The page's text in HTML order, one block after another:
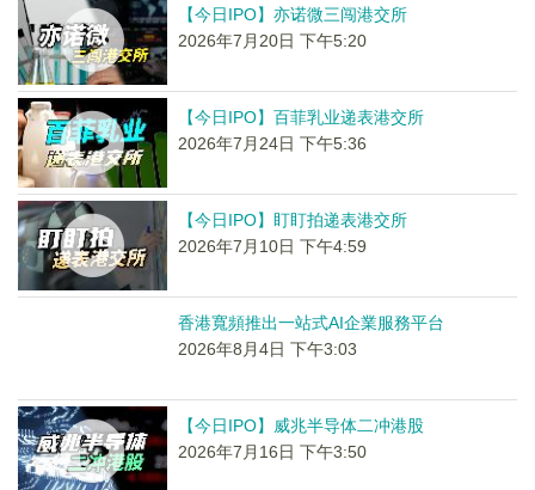
【今日IPO】亦诺微三闯港交所
2026年7月20日 下午5:20
【今日IPO】百菲乳业递表港交所
2026年7月24日 下午5:36
【今日IPO】盯盯拍递表港交所
2026年7月10日 下午4:59
香港寬頻推出一站式AI企業服務平台
2026年8月4日 下午3:03
【今日IPO】威兆半导体二冲港股
2026年7月16日 下午3:50